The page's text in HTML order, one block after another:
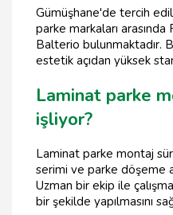
Gümüşhane'de tercih
parke markaları
Balterio bulunmaktadır.
estetik açıdan yüksek
Laminat parke
işliyor?
Laminat parke montaj
serimi ve parke döşeme
Uzman bir ekip ile
bir şekilde yapılmasını